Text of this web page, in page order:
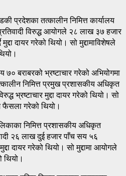
प्रदेशका तत्कालीन निमित्त कार्यालय
विरुद्ध आयोगले २८ लाख ३७ हजार
दायर गरेको थियो। सो मुद्दामाविशेषले
बराबरको भ्रष्टाचार गरेको अभियोगमा
निमित्त प्रमुख प्रशासकीय अधिकृत
भ्रष्टाचार मुद्दा दायर गरेको थियो। सो
फैसला गरेको थियो।
निमित्त प्रशासकीय अधिकृत
२६ लाख दुई हजार पाँच सय ५६
दायर गरेको थियो। सो मुद्दामा आयोगले